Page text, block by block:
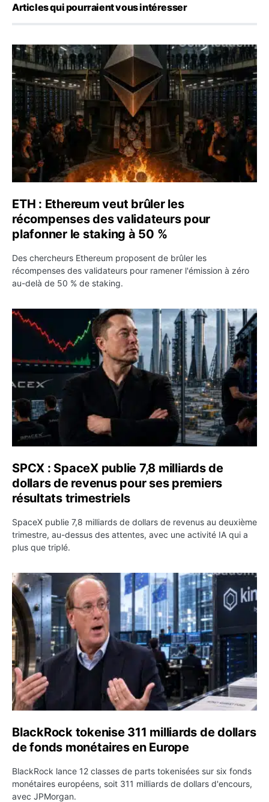
Articles qui pourraient vous intéresser
ETH : Ethereum veut brûler les récompenses des
ETH : Ethereum veut brûler les
récompenses des validateurs pour
plafonner le staking à 50 %
Des chercheurs Ethereum proposent de brûler les
récompenses des validateurs pour ramener l'émission à zéro
au-delà de 50 % de staking.
SPCX : SpaceX publie 7,8 milliards de dollars de
SPCX : SpaceX publie 7,8 milliards de
dollars de revenus pour ses premiers
résultats trimestriels
SpaceX publie 7,8 milliards de dollars de revenus au deuxième
trimestre, au-dessus des attentes, avec une activité IA qui a
plus que triplé.
BlackRock tokenise 311 milliards de dollars de fonds
BlackRock tokenise 311 milliards de dollars
de fonds monétaires en Europe
BlackRock lance 12 classes de parts tokenisées sur six fonds
monétaires européens, soit 311 milliards de dollars d'encours,
avec JPMorgan.